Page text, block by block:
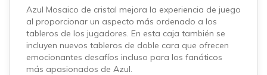
Azul Mosaico de cristal mejora la experiencia de juego
al proporcionar un aspecto más ordenado a los
tableros de los jugadores. En esta caja también se
incluyen nuevos tableros de doble cara que ofrecen
emocionantes desafíos incluso para los fanáticos
más apasionados de Azul.